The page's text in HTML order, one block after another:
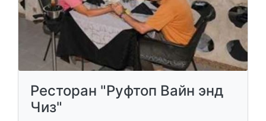
Ресторан "Руфтоп Вайн энд
Чиз"